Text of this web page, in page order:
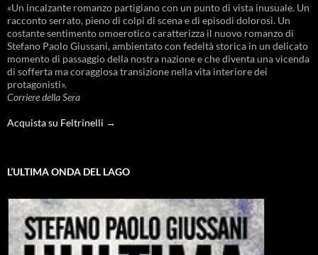
«Un incalzante romanzo partigiano con un punto di vista inusuale. Un
racconto serrato, pieno di colpi di scena e di episodi dolorosi. Un
costante sentimento omoerotico caratterizza il nuovo romanzo di
Stefano Paolo Giussani, ambientato con fedeltà storica in un delicato
momento di passaggio della nostra nazione e che diventa una vicenda
di sofferta ma coraggiosa transizione nella vita interiore dei
protagonisti».
Corriere della Sera
Acquista su Feltrinelli →
L’ULTIMA ONDA DEL LAGO